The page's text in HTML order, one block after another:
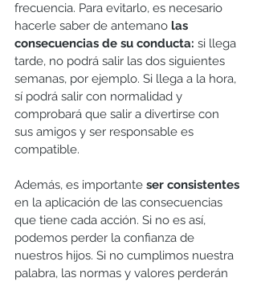
frecuencia. Para evitarlo, es necesario
hacerle saber de antemano las
consecuencias de su conducta: si llega
tarde, no podrá salir las dos siguientes
semanas, por ejemplo. Si llega a la hora,
sí podrá salir con normalidad y
comprobará que salir a divertirse con
sus amigos y ser responsable es
compatible.
Además, es importante ser consistentes
en la aplicación de las consecuencias
que tiene cada acción. Si no es así,
podemos perder la confianza de
nuestros hijos. Si no cumplimos nuestra
palabra, las normas y valores perderán